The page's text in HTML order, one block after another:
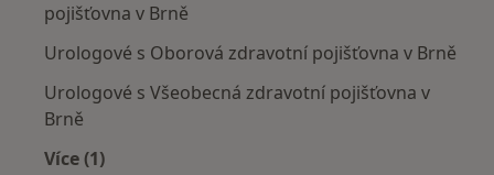
pojišťovna v Brně
Urologové s Oborová zdravotní pojišťovna v Brně
Urologové s Všeobecná zdravotní pojišťovna v
Brně
Více (1)